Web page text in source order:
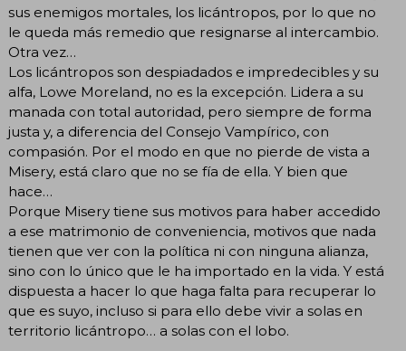
sus enemigos mortales, los licántropos, por lo que no
le queda más remedio que resignarse al intercambio.
Otra vez…
Los licántropos son despiadados e impredecibles y su
alfa, Lowe Moreland, no es la excepción. Lidera a su
manada con total autoridad, pero siempre de forma
justa y, a diferencia del Consejo Vampírico, con
compasión. Por el modo en que no pierde de vista a
Misery, está claro que no se fía de ella. Y bien que
hace…
Porque Misery tiene sus motivos para haber accedido
a ese matrimonio de conveniencia, motivos que nada
tienen que ver con la política ni con ninguna alianza,
sino con lo único que le ha importado en la vida. Y está
dispuesta a hacer lo que haga falta para recuperar lo
que es suyo, incluso si para ello debe vivir a solas en
territorio licántropo… a solas con el lobo.